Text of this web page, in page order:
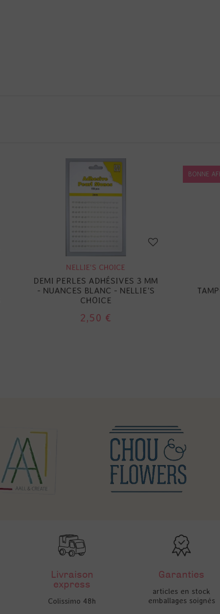
NELLIE'S CHOICE
DEMI PERLES ADHÉSIVES 3 MM
- NUANCES BLANC - NELLIE'S
CHOICE
2,50 €
BONNE
Livraison
express
Colissimo 48h
Garanties
articles en stock
emballages soignés